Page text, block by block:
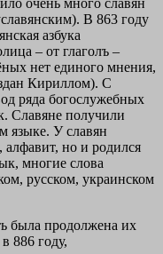
очень много славян
В 863 году
азбука
– от глаголъ –
нет единого мнения,
Кириллом). С
ряда богослужебных
Славяне получили
языке. У славян
алфавит, но и родился
многие слова
русском, украинском
была продолжена их
886 году,